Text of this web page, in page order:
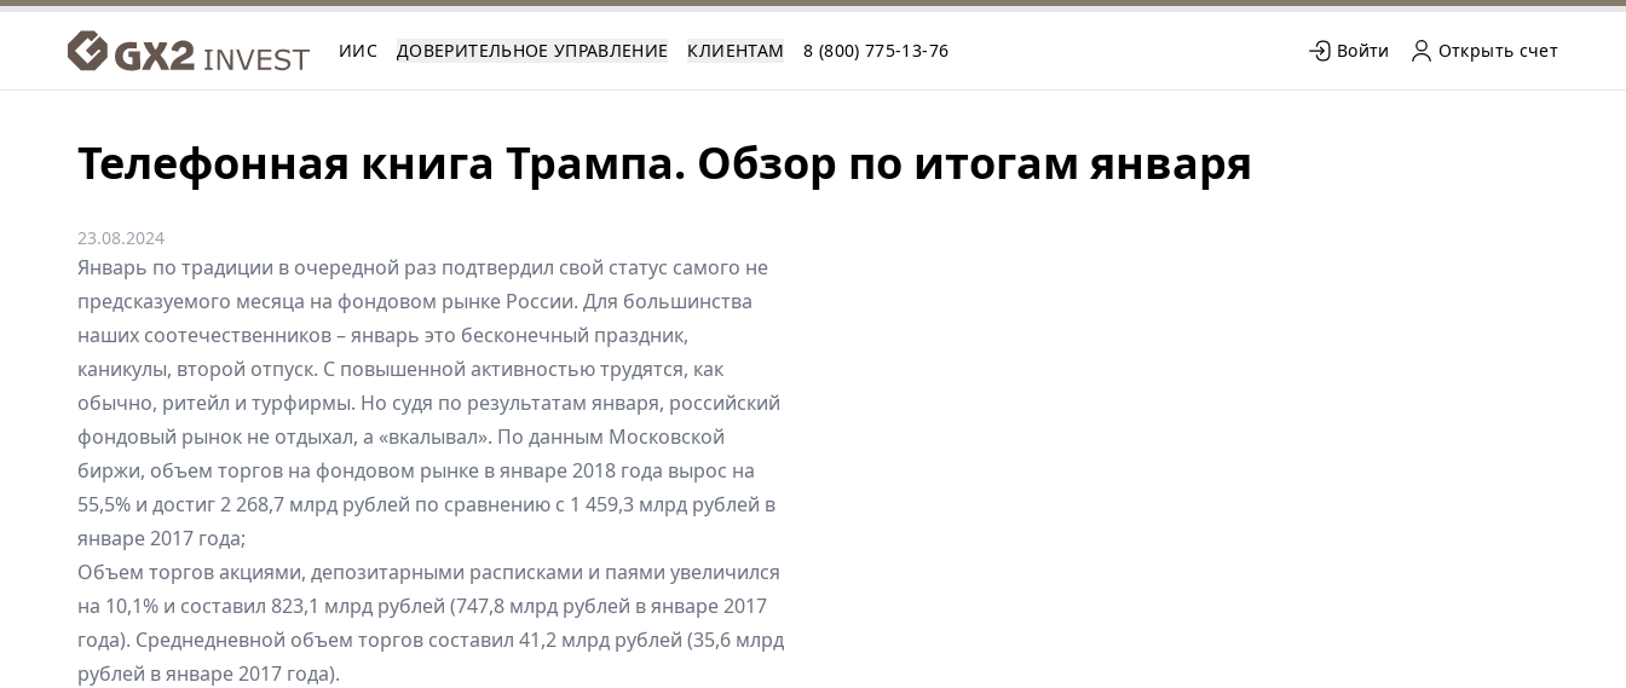
ИИС ДОВЕРИТЕЛЬНОЕ УПРАВЛЕНИЕ КЛИЕНТАМ 8 (800) 775-13-76 Войти Открыть счет
Телефонная книга Трампа. Обзор по итогам января
23.08.2024
Январь по традиции в очередной раз подтвердил свой статус самого не
предсказуемого месяца на фондовом рынке России. Для большинства
наших соотечественников – январь это бесконечный праздник,
каникулы, второй отпуск. С повышенной активностью трудятся, как
обычно, ритейл и турфирмы. Но судя по результатам января, российский
фондовый рынок не отдыхал, а «вкалывал». По данным Московской
биржи, объем торгов на фондовом рынке в январе 2018 года вырос на
55,5% и достиг 2 268,7 млрд рублей по сравнению с 1 459,3 млрд рублей в
январе 2017 года;
Объем торгов акциями, депозитарными расписками и паями увеличился
на 10,1% и составил 823,1 млрд рублей (747,8 млрд рублей в январе 2017
года). Среднедневной объем торгов составил 41,2 млрд рублей (35,6 млрд
рублей в январе 2017 года).